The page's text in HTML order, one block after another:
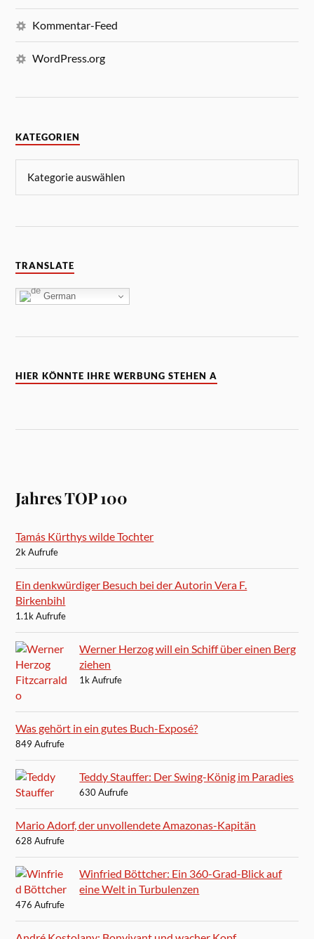
Kommentar-Feed
WordPress.org
KATEGORIEN
TRANSLATE
German
HIER KÖNNTE IHRE WERBUNG STEHEN A
Jahres TOP 100
Tamás Kürthys wilde Tochter
2k Aufrufe
Ein denkwürdiger Besuch bei der Autorin Vera F.
Birkenbihl
1.1k Aufrufe
Werner Herzog will ein Schiff über einen Berg
ziehen
1k Aufrufe
Was gehört in ein gutes Buch-Exposé?
849 Aufrufe
Teddy Stauffer: Der Swing-König im Paradies
630 Aufrufe
Mario Adorf, der unvollendete Amazonas-Kapitän
628 Aufrufe
Winfried Böttcher: Ein 360-Grad-Blick auf
eine Welt in Turbulenzen
476 Aufrufe